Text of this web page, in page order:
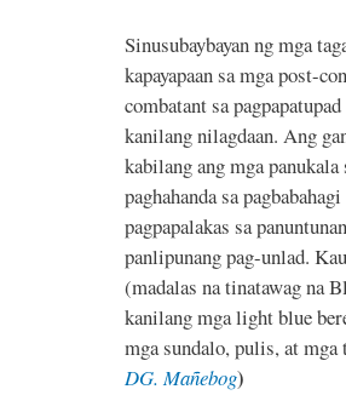
Sinusubaybayan ng mga
kapayapaan sa mga post-
combatant sa
kanilang nilagdaan. Ang
kabilang ang mga panukala
paghahanda sa
pagpapalakas sa
panlipunang pag-unlad.
(madalas na tinatawag na
kanilang mga light blue
mga sundalo, pulis, at
DG. Mañebog)